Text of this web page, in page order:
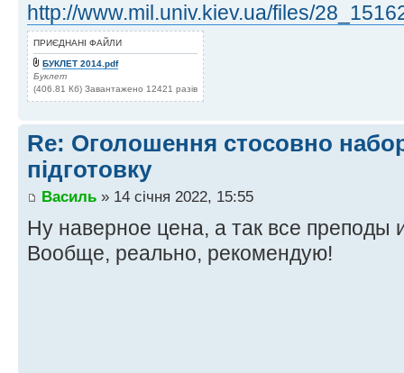
http://www.mil.univ.kiev.ua/files/
ПРИЄДНАНІ ФАЙЛИ
БУКЛЕТ 2014.pdf
Буклет
(406.81 Кб) Завантажено 12421 разів
Re: Оголошення стосовно
підготовку
Василь » 14 січня 2022, 15:55
Ну наверное цена, а так все преподы
Вообще, реально, рекомендую!